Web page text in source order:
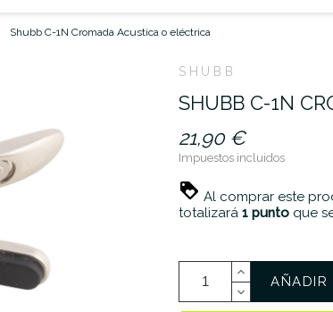
Shubb C-1N Cromada Acustica o eléctrica
SHUBB
SHUBB C-1N
21,90 €
Impuestos incluidos
Al comprar este
totalizará 1 punto que
AÑADIR